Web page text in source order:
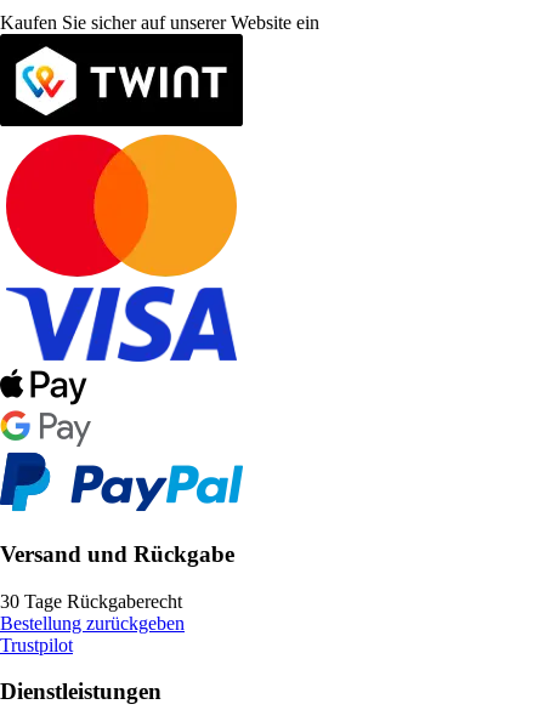
Kaufen Sie sicher auf unserer Website ein
Versand und Rückgabe
30 Tage Rückgaberecht
Bestellung zurückgeben
Trustpilot
Dienstleistungen